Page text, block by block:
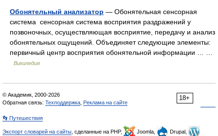
Обонятельный анализатор — Обонятельная сенсорная
система сенсорная система восприятия раздражений у
позвоночных, осуществляющая восприятие, передачу и анализ
обонятельных ощущений. Объединяет следующие элементы:
первичный центр восприятия обонятельной информации … …
Википедия
18+
© Академик, 2000-2026
Обратная связь: Техподдержка Реклама на сайте
👣 Путешествия
Экспорт словарей на сайты , сделанные на PHP, Joomla,
Drupal,